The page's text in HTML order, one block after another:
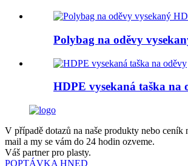
Polybag na oděvy
HDPE vysekaná taška na
V případě dotazů na naše produkty nebo ceník
mail a my se vám do 24 hodin ozveme.
Váš partner pro plasty.
POPTÁVKA HNED